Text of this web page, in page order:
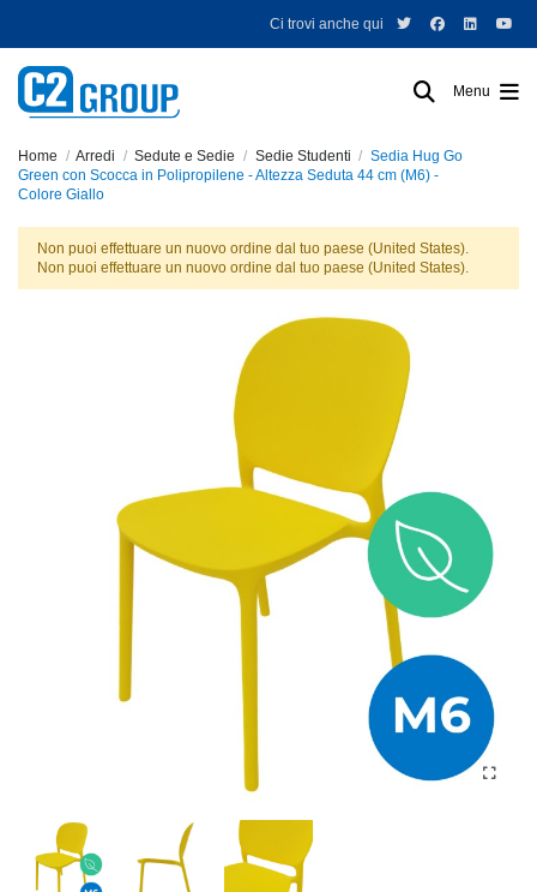
Ci trovi anche qui
Menu
Home Arredi Sedute e Sedie Sedie Studenti
Sedia Hug Go
Green con Scocca in Polipropilene - Altezza Seduta 44 cm (M6) -
Colore Giallo
Non puoi effettuare un nuovo ordine dal tuo paese (United States).
Non puoi effettuare un nuovo ordine dal tuo paese (United States).